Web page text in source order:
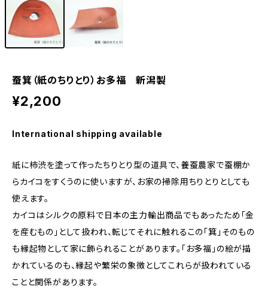
蚕箕（紙のちりとり）お多福 新潟製
¥2,200
International shipping available
紙に柿渋を塗って作ったちりとり型の道具で、養蚕農家で蚕棚か
らカイコをすくうのに使いますが、お家の掃除用ちりとりとしても
使えます。
カイコはシルクの原料で日本の主力輸出商品でもあったため「金
を産むもの」として扱われ、転じてそれに触れるこの「箕」そのもの
も縁起物として家に飾られることがあります。「お多福」の絵が描
かれているのも、縁起や繁栄の象徴としてこれらが扱われている
ことと関係があります。